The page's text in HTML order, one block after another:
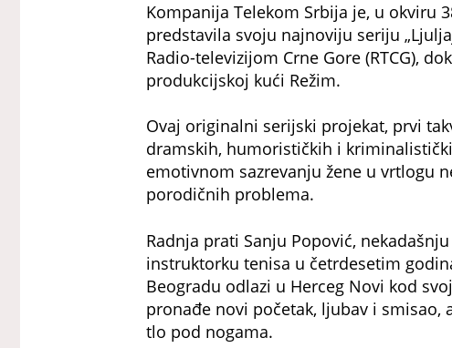
Kompanija Telekom Srbija je, u okviru
predstavila svoju najnoviju seriju
Radio-televizijom Crne Gore (RTCG),
produkcijskoj kući Režim.
Ovaj originalni serijski projekat, prvi
dramskih, humorističkih i
emotivnom sazrevanju žene u vrtlogu
porodičnih problema.
Radnja prati Sanju Popović,
instruktorku tenisa u četrdesetim
Beogradu odlazi u Herceg Novi kod
pronađe novi početak, ljubav i
tlo pod nogama.